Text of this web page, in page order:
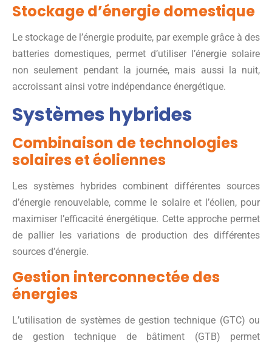
Stockage d’énergie domestique
Le stockage de l’énergie produite, par exemple grâce à des
batteries domestiques, permet d’utiliser l’énergie solaire
non seulement pendant la journée, mais aussi la nuit,
accroissant ainsi votre indépendance énergétique.
Systèmes hybrides
Combinaison de technologies
solaires et éoliennes
Les systèmes hybrides combinent différentes sources
d’énergie renouvelable, comme le solaire et l’éolien, pour
maximiser l’efficacité énergétique. Cette approche permet
de pallier les variations de production des différentes
sources d’énergie.
Gestion interconnectée des
énergies
L’utilisation de systèmes de gestion technique (GTC) ou
de gestion technique de bâtiment (GTB) permet